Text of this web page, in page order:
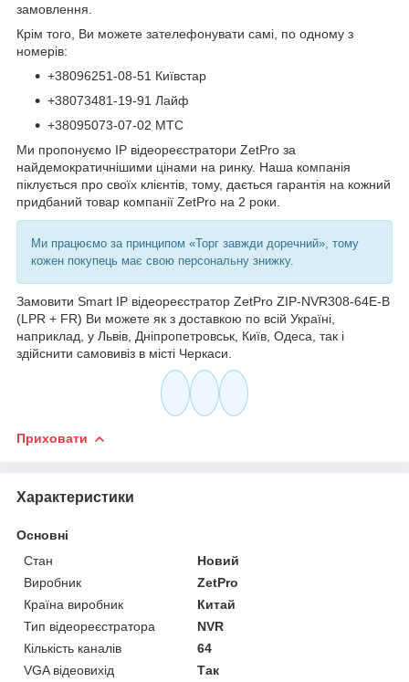
замовлення.
Крім того, Ви можете зателефонувати самі, по одному з
номерів:
+38096251-08-51 Київстар
+38073481-19-91 Лайф
+38095073-07-02 МТС
Ми пропонуємо IP відеореєстратори ZetPro за
найдемократичнішими цінами на ринку. Наша компанія
піклується про своїх клієнтів, тому, дається гарантія на кожний
придбаний товар компанії ZetPro на 2 роки.
Ми працюємо за принципом «Торг завжди доречний», тому
кожен покупець має свою персональну знижку.
Замовити Smart IP відеореєстратор ZetPro ZIP-NVR308-64E-B
(LPR + FR) Ви можете як з доставкою по всій Україні,
наприклад, у Львів, Дніпропетровськ, Київ, Одеса, так і
здійснити самовивіз в місті Черкаси.
Приховати
Характеристики
Основні
Стан
Новий
Виробник
ZetPro
Країна виробник
Китай
Тип відеореєстратора
NVR
Кількість каналів
64
VGA відеовихід
Так